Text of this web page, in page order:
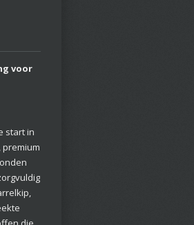
voor
start in
premium